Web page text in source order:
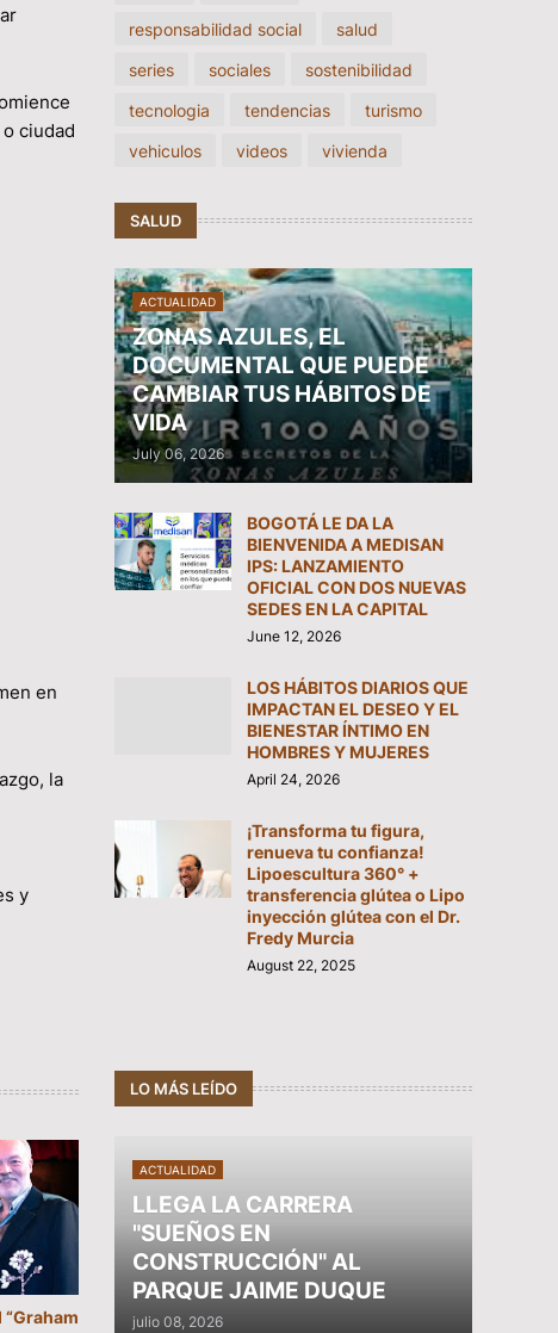
ciudad
en
la
y
responsabilidad social
salud
series
sociales
sostenibilidad
tecnologia
tendencias
turismo
vehiculos
videos vivienda
SALUD
ACTUALIDAD
ZONAS AZULES, EL
DOCUMENTAL QUE PUEDE
CAMBIAR TUS HÁBITOS DE
VIDA
July 06, 2026
BOGOTÁ LE DA LA
BIENVENIDA A MEDISAN
IPS: LANZAMIENTO
OFICIAL CON DOS NUEVAS
SEDES EN LA CAPITAL
June 12, 2026
LOS HÁBITOS DIARIOS QUE
IMPACTAN EL DESEO Y EL
BIENESTAR ÍNTIMO EN
HOMBRES Y MUJERES
April 24, 2026
¡Transforma tu figura,
renueva tu confianza!
Lipoescultura 360° +
transferencia glútea o Lipo
inyección glútea con el Dr.
Fredy Murcia
August 22, 2025
LO MÁS LEÍDO
ACTUALIDAD
LLEGA LA CARRERA
"SUEÑOS EN
CONSTRUCCIÓN" AL
PARQUE JAIME DUQUE
julio 08, 2026